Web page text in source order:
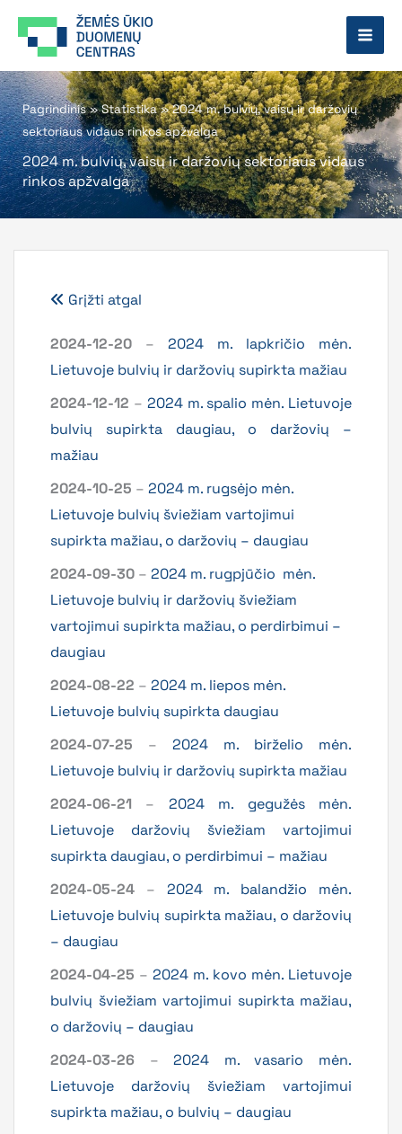
prie
Pagrindinis»Statistika»2024 m. bulvių, vaisų ir daržovių
sektoriaus vidaus rinkos apžvalga
2024 m. bulvių, vaisų ir daržovių sektoriaus vidaus
rinkos apžvalga
Grįžti atgal
2024-12-20 – 2024 m. lapkričio mėn.
Lietuvoje bulvių ir daržovių supirkta mažiau
2024-12-12 – 2024 m. spalio mėn. Lietuvoje
bulvių supirkta daugiau, o daržovių –
mažiau
2024-10-25 – 2024 m. rugsėjo mėn.
Lietuvoje bulvių šviežiam vartojimui
supirkta mažiau, o daržovių – daugiau
2024-09-30 – 2024 m. rugpjūčio mėn.
Lietuvoje bulvių ir daržovių šviežiam
vartojimui supirkta mažiau, o perdirbimui –
daugiau
2024-08-22 – 2024 m. liepos mėn.
Lietuvoje bulvių supirkta daugiau
2024-07-25 – 2024 m. birželio mėn.
Lietuvoje bulvių ir daržovių supirkta mažiau
2024-06-21 – 2024 m. gegužės mėn.
Lietuvoje daržovių šviežiam vartojimui
supirkta daugiau, o perdirbimui – mažiau
2024-05-24 – 2024 m. balandžio mėn.
Lietuvoje bulvių supirkta mažiau, o daržovių
– daugiau
2024-04-25 – 2024 m. kovo mėn. Lietuvoje
bulvių šviežiam vartojimui supirkta mažiau,
o daržovių – daugiau
2024-03-26 –2024 m. vasario mėn.
Lietuvoje daržovių šviežiam vartojimui
supirkta mažiau, o bulvių – daugiau